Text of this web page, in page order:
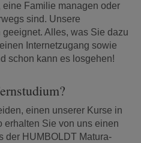
eine Familie managen oder
sind. Unsere
Alles, was Sie dazu
Internetzugang sowie
schon kann es losgehen!
einen unserer Kurse in
erhalten Sie von uns einen
der HUMBOLDT Matura-